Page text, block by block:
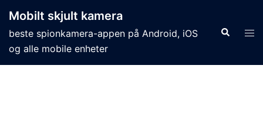
Mobilt skjult kamera
beste spionkamera-appen på Android, iOS
og alle mobile enheter